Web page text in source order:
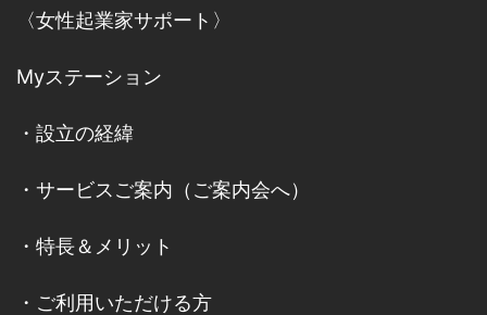
〈女性起業家サポート〉
Myステーション
・ 設立の経緯
・ サービスご案内 （ ご案内会へ）
・ 特長＆メリット
・ ご利用いただける方